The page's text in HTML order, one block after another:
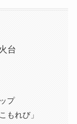
台
プ
もれび」